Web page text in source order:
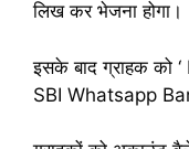
लिख कर भेजना होगा।
इसके बाद ग्राहक को
SBI Whatsapp